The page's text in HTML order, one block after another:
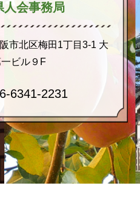
人会事務局
市北区梅田1丁目3-1 大
ビル９F
6341-2231